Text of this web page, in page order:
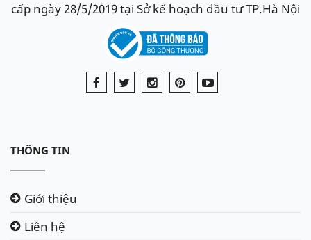
cấp ngày 28/5/2019 tại Sở kế hoạch đầu tư TP.Hà Nội
THÔNG TIN
Giới thiệu
Liên hệ